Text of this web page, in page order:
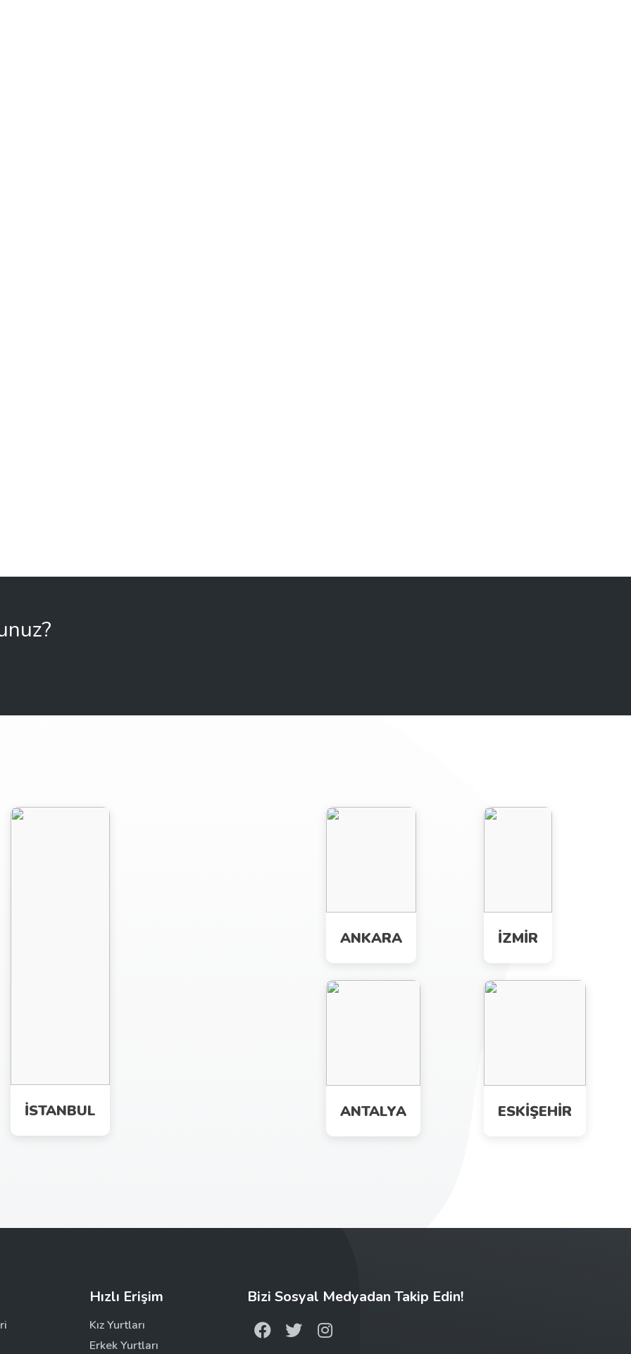
İSTANBUL
ANKARA İZMİR
ANTALYA ESKİŞEHİR
Hızlı Erişim
Kız Yurtları
Erkek Yurtları
Bizi Sosyal Medyadan Takip Edin!